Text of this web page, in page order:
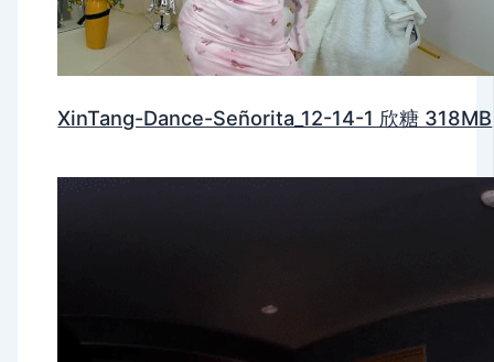
XinTang-Dance-Señorita_12-14-1 欣糖 318MB